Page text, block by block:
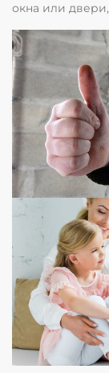
окна или